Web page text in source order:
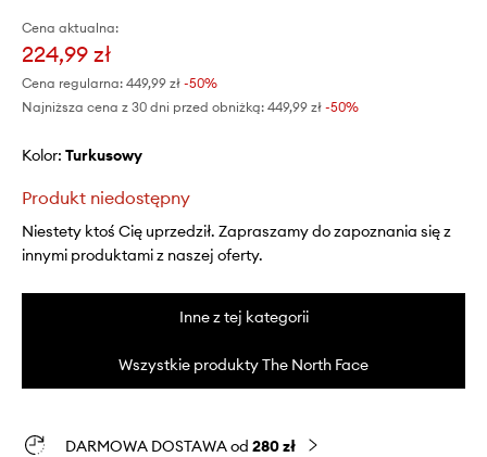
Cena aktualna:
224,99 zł
Cena regularna: 449,99 zł -50%
Najniższa cena z 30 dni przed obniżką: 449,99 zł -50%
Kolor: turkusowy
Produkt niedostępny
Niestety ktoś Cię uprzedził. Zapraszamy do zapoznania się z
innymi produktami z naszej oferty.
Inne z tej kategorii
Wszystkie produkty The North Face
DARMOWA DOSTAWA od 280 zł